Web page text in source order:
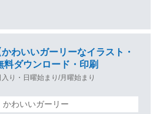
わいいガーリーなイラスト・
ダウンロード・印刷
り・日曜始まり/月曜始まり
わいいガーリー